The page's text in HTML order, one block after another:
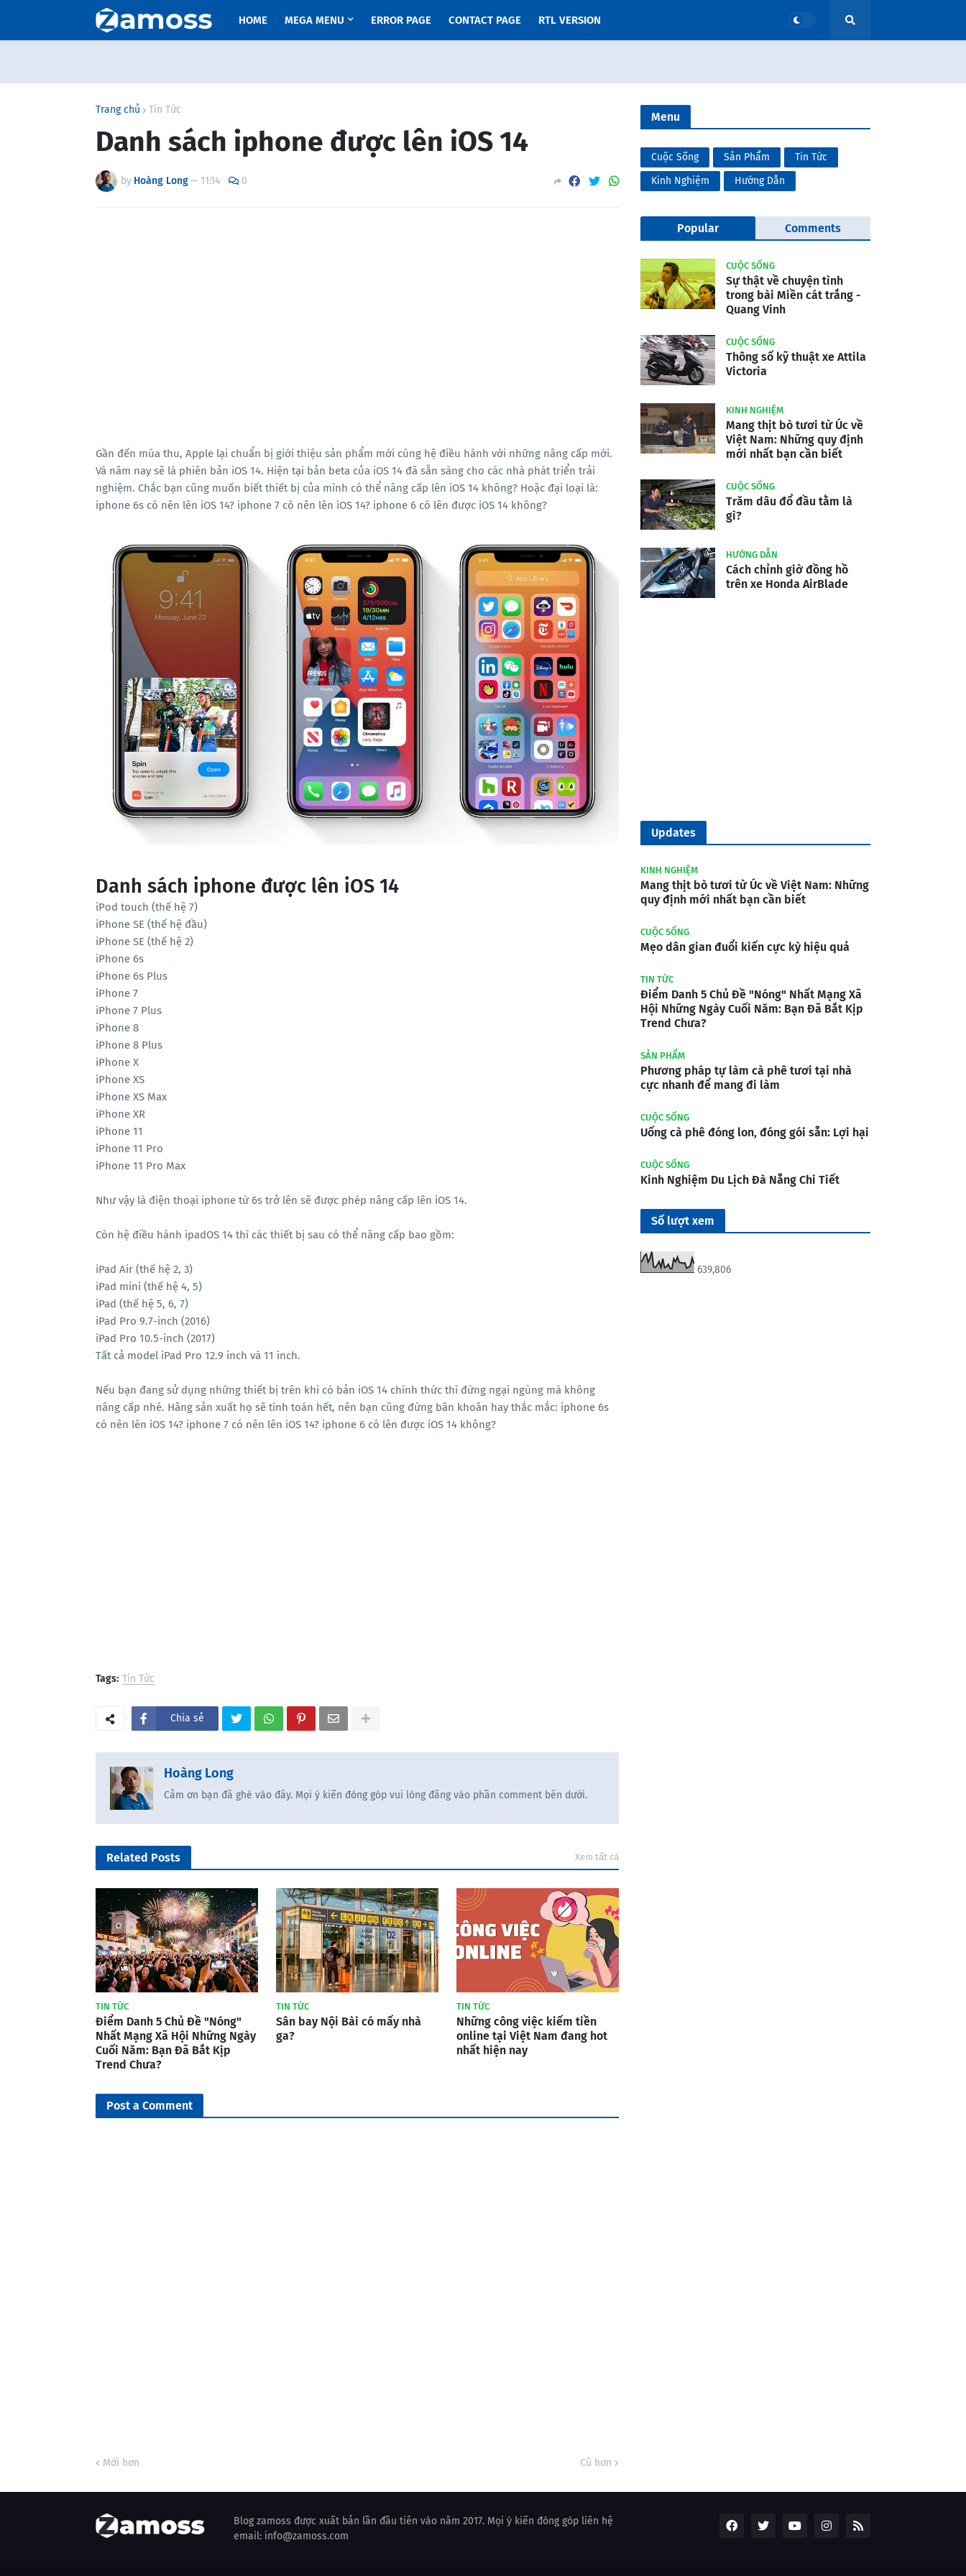
HOME MEGA MENU ERROR PAGE CONTACT PAGE RTL VERSION
Trang chủ Tin Tức
Danh sách iphone được lên iOS 14
by Hoàng Long— 11:14 0
Gần đến mùa thu, Apple lại chuẩn bị giới thiệu sản phẩm mới cùng hệ điều hành với những nâng cấp mới.
Và năm nay sẽ là phiên bản iOS 14. Hiện tại bản beta của iOS 14 đã sẵn sàng cho các nhà phát triển trải
nghiệm. Chắc bạn cũng muốn biết thiết bị của mình có thể nâng cấp lên iOS 14 không? Hoặc đại loại là:
iphone 6s có nên lên iOS 14? iphone 7 có nên lên iOS 14? iphone 6 có lên được iOS 14 không?
Danh sách iphone được lên iOS 14
iPod touch (thế hệ 7)
iPhone SE (thế hệ đầu)
iPhone SE (thế hệ 2)
iPhone 6s
iPhone 6s Plus
iPhone 7
iPhone 7 Plus
iPhone 8
iPhone 8 Plus
iPhone X
iPhone XS
iPhone XS Max
iPhone XR
iPhone 11
iPhone 11 Pro
iPhone 11 Pro Max
Như vậy là điện thoại iphone từ 6s trở lên sẽ được phép nâng cấp lên iOS 14.
Còn hệ điều hành ipadOS 14 thì các thiết bị sau có thể nâng cấp bao gồm:
iPad Air (thế hệ 2, 3)
iPad mini (thế hệ 4, 5)
iPad (thế hệ 5, 6, 7)
iPad Pro 9.7-inch (2016)
iPad Pro 10.5-inch (2017)
Tất cả model iPad Pro 12.9 inch và 11 inch.
Nếu bạn đang sử dụng những thiết bị trên khi có bản iOS 14 chính thức thì đừng ngại ngùng mà không
nâng cấp nhé. Hãng sản xuất họ sẽ tính toán hết, nên bạn cũng đừng băn khoăn hay thắc mắc: iphone 6s
có nên lên iOS 14? iphone 7 có nên lên iOS 14? iphone 6 có lên được iOS 14 không?
Tags: Tin Tức
Chia sẻ
Hoàng Long
Cảm ơn bạn đã ghé vào đây. Mọi ý kiến đóng góp vui lòng đăng vào phần comment bên dưới.
Related Posts Xem tất cả
TIN TỨC
Điểm Danh 5 Chủ Đề "Nóng"
Nhất Mạng Xã Hội Những Ngày
Cuối Năm: Bạn Đã Bắt Kịp
Trend Chưa?
TIN TỨC
Sân bay Nội Bài có mấy nhà
ga?
TIN TỨC
Những công việc kiếm tiền
online tại Việt Nam đang hot
nhất hiện nay
Post a Comment
Mới hơn Cũ hơn
Menu
Cuộc Sống Sản Phẩm
Tin Tức
Kinh Nghiệm
Hướng Dẫn
Popular Comments
CUỘC SỐNG
Sự thật về chuyện tình
trong bài Miền cát trắng -
Quang Vinh
CUỘC SỐNG
Thông số kỹ thuật xe Attila
Victoria
KINH NGHIỆM
Mang thịt bò tươi từ Úc về
Việt Nam: Những quy định
mới nhất bạn cần biết
CUỘC SỐNG
Trăm dâu đổ đầu tằm là
gì?
HƯỚNG DẪN
Cách chỉnh giờ đồng hồ
trên xe Honda AirBlade
Updates
KINH NGHIỆM
Mang thịt bò tươi từ Úc về Việt Nam: Những
quy định mới nhất bạn cần biết
CUỘC SỐNG
Mẹo dân gian đuổi kiến cực kỳ hiệu quả
TIN TỨC
Điểm Danh 5 Chủ Đề "Nóng" Nhất Mạng Xã
Hội Những Ngày Cuối Năm: Bạn Đã Bắt Kịp
Trend Chưa?
SẢN PHẨM
Phương pháp tự làm cà phê tươi tại nhà
cực nhanh để mang đi làm
CUỘC SỐNG
Uống cà phê đóng lon, đóng gói sẵn: Lợi hại
CUỘC SỐNG
Kinh Nghiệm Du Lịch Đà Nẵng Chi Tiết
Số lượt xem
639,806
Blog zamoss được xuất bản lần đầu tiên vào năm 2017. Mọi ý kiến đóng góp liên hệ
email: info@zamoss.com